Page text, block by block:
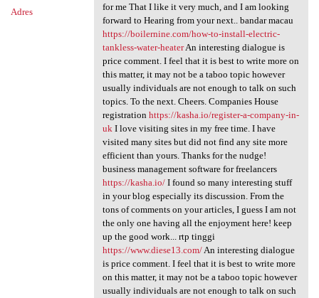
Adres
for me That I like it very much, and I am looking
forward to Hearing from your next.. bandar macau
https://boilernine.com/how-to-install-electric-
tankless-water-heaterAn interesting dialogue is
price comment. I feel that it is best to write more on
this matter, it may not be a taboo topic however
usually individuals are not enough to talk on such
topics. To the next. Cheers. Companies House
registration https://kasha.io/register-a-company-in-
ukI love visiting sites in my free time. I have
visited many sites but did not find any site more
efficient than yours. Thanks for the nudge!
business management software for freelancers
https://kasha.io/I found so many interesting stuff
in your blog especially its discussion. From the
tons of comments on your articles, I guess I am not
the only one having all the enjoyment here! keep
up the good work... rtp tinggi
https://www.diese13.com/An interesting dialogue
is price comment. I feel that it is best to write more
on this matter, it may not be a taboo topic however
usually individuals are not enough to talk on such